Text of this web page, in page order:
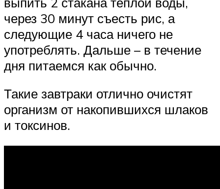
через 30 минут съесть рис, а
следующие 4 часа ничего не
употреблять. Дальше – в течение
дня питаемся как обычно.
Такие завтраки отлично очистят
организм от накопившихся шлаков
и токсинов.